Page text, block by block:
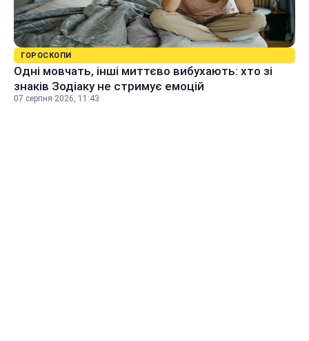
ГОРОСКОПИ
Одні мовчать, інші миттєво вибухають: хто зі
знаків Зодіаку не стримує емоцій
07 серпня 2026, 11:43